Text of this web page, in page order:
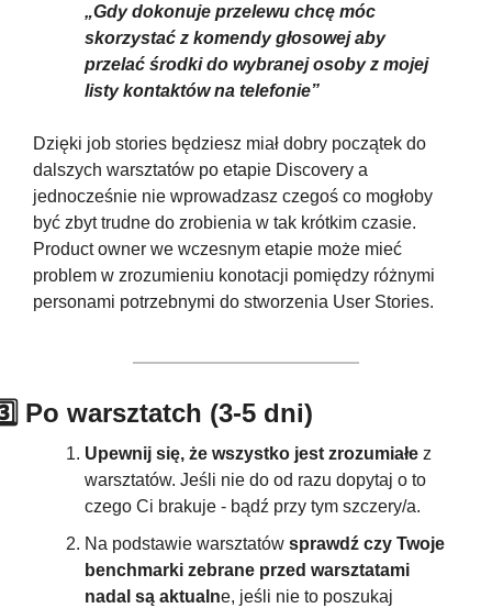
„Gdy dokonuje przelewu chcę móc
skorzystać z komendy głosowej aby
przelać środki do wybranej osoby z mojej
listy kontaktów na telefonie”
Dzięki job stories będziesz miał dobry początek do
dalszych warsztatów po etapie Discovery a
jednocześnie nie wprowadzasz czegoś co mogłoby
być zbyt trudne do zrobienia w tak krótkim czasie.
Product owner we wczesnym etapie może mieć
problem w zrozumieniu konotacji pomiędzy różnymi
personami potrzebnymi do stworzenia User Stories.
Po warsztatch (3-5 dni)
Upewnij się, że wszystko jest zrozumiałe z
warsztatów. Jeśli nie do od razu dopytaj o to
czego Ci brakuje - bądź przy tym szczery/a.
Na podstawie warsztatów sprawdź czy Twoje
benchmarki zebrane przed warsztatami
nadal są aktualne, jeśli nie to poszukaj